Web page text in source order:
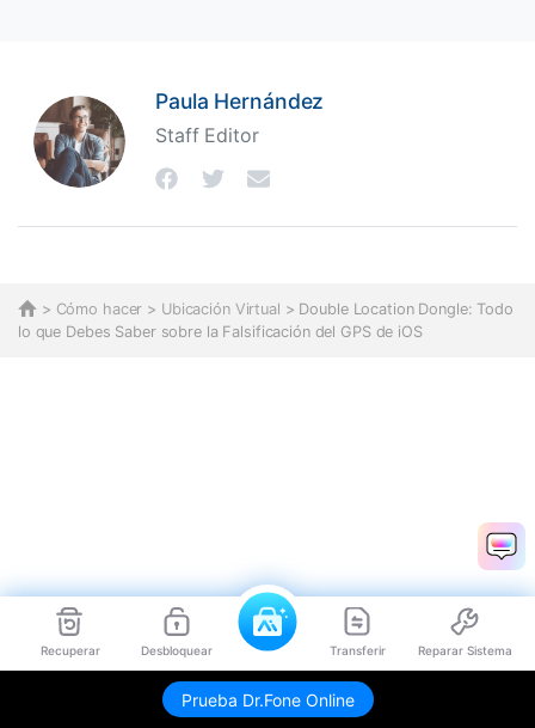
Recuperar Desbloquear Transferir Reparar Sistema
Prueba Dr.Fone Online
Paula Hernández
Staff Editor
> Cómo hacer > Ubicación Virtual > Double Location Dongle: Todo
lo que Debes Saber sobre la Falsificación del GPS de iOS